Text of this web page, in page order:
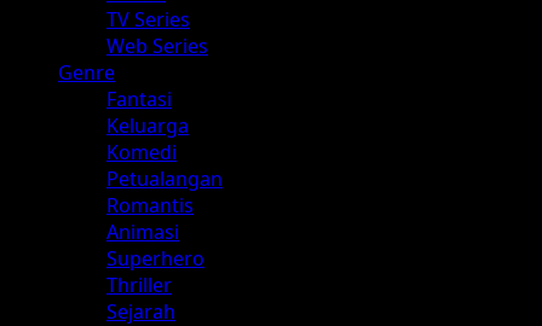
TV Series
Web Series
Genre
Fantasi
Keluarga
Komedi
Petualangan
Romantis
Animasi
Superhero
Thriller
Sejarah